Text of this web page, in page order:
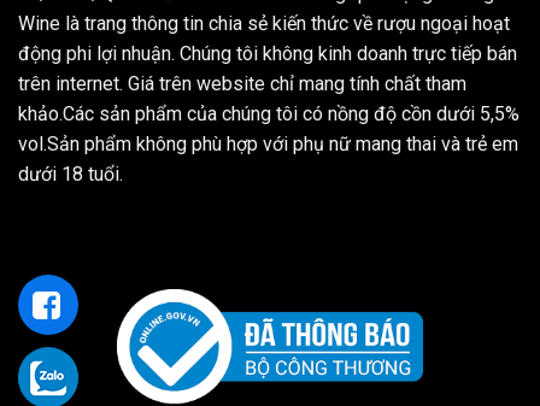
Wine là trang thông tin chia sẻ kiến thức về rượu ngoại hoạt
động phi lợi nhuận. Chúng tôi không kinh doanh trực tiếp bán
trên internet. Giá trên website chỉ mang tính chất tham
khảo.Các sản phẩm của chúng tôi có nồng độ cồn dưới 5,5%
vol.Sản phẩm không phù hợp với phụ nữ mang thai và trẻ em
dưới 18 tuổi.